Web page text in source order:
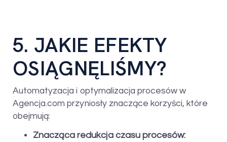
5. JAKIE EFEKTY
OSIĄGNĘLIŚMY?
Automatyzacja i optymalizacja procesów w
Agencja.com przyniosły znaczące korzyści, które
obejmują:
Znacząca redukcja czasu procesów: